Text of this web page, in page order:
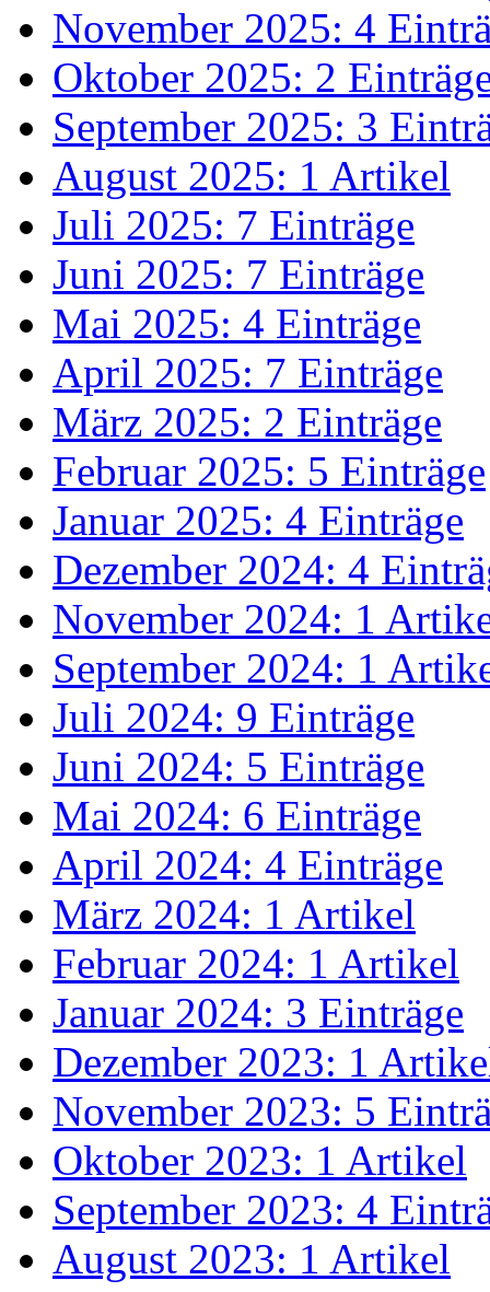
November 2025: 4
Oktober 2025: 2
September 2025: 3
August 2025: 1 Artikel
Juli 2025: 7 Einträge
Juni 2025: 7 Einträge
Mai 2025: 4 Einträge
April 2025: 7 Einträge
März 2025: 2 Einträge
Februar 2025: 5 Einträge
Januar 2025: 4 Einträge
Dezember 2024: 4
November 2024: 1
September 2024: 1
Juli 2024: 9 Einträge
Juni 2024: 5 Einträge
Mai 2024: 6 Einträge
April 2024: 4 Einträge
März 2024: 1 Artikel
Februar 2024: 1 Artikel
Januar 2024: 3 Einträge
Dezember 2023: 1
November 2023: 5
Oktober 2023: 1 Artikel
September 2023: 4
August 2023: 1 Artikel